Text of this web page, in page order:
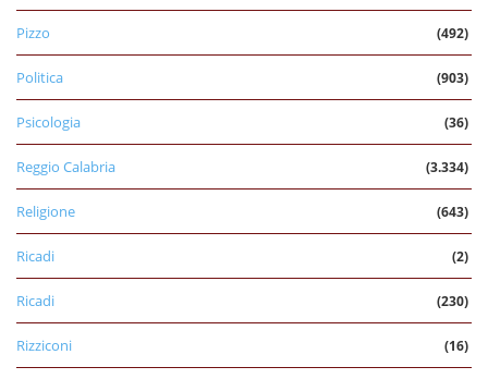
Pizzo (492)
Politica (903)
Psicologia (36)
Reggio Calabria (3.334)
Religione (643)
Ricadi (2)
Ricadi (230)
Rizziconi (16)